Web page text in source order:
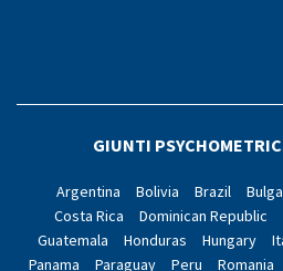
GIUNTI
Argentina Bolivia Brazil
Costa Rica
Dominican Republic
Guatemala
Honduras Hungary
Panama
Paraguay Peru Romania